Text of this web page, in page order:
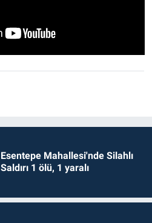
Esentepe Mahallesi'nde Silahlı
Saldırı 1 ölü, 1 yaralı